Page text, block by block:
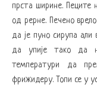
прста ширине. Пеците
од рерне. Печено
да је пуно сирупа али
да упије тако да
температури да
фрижидеру. Топи се у